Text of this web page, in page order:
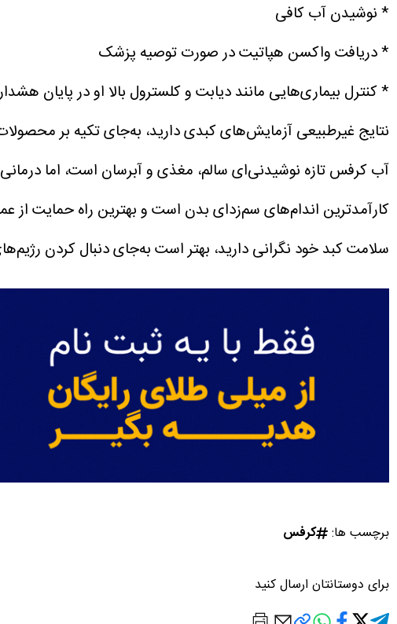
* نوشیدن آب کافی
* دریافت واکسن هپاتیت در صورت توصیه پزشک
* کنترل بیماری‌هایی مانند دیابت و کلسترول بالا او در پایان
نتایج غیرطبیعی آزمایش‌های کبدی دارید، به‌جای تکیه بر
آب کرفس تازه نوشیدنی‌ای سالم، مغذی و آبرسان است، اما
کارآمدترین اندام‌های سم‌زدای بدن است و بهترین راه حمایت از
سلامت کبد خود نگرانی دارید، بهتر است به‌جای دنبال کردن
برچسب ها: کرفس
برای دوستانتان ارسال کنید